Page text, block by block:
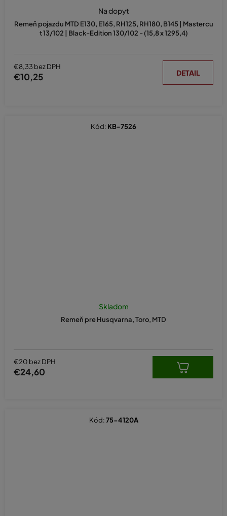
Remeň pojazdu MTD E130, E165, RH125, RH180, B145 | Mastercu
t 13/102 | Black-Edition 130/102 - (15,8 x 1295,4)
Na dopyt
€8,33 bez DPH
€10,25 DETAIL
Remeň pre Husqvarna, Toro, MTD
Skladom
€20 bez DPH
€24,60
Kód: KB-7526
Kód:75-4120A